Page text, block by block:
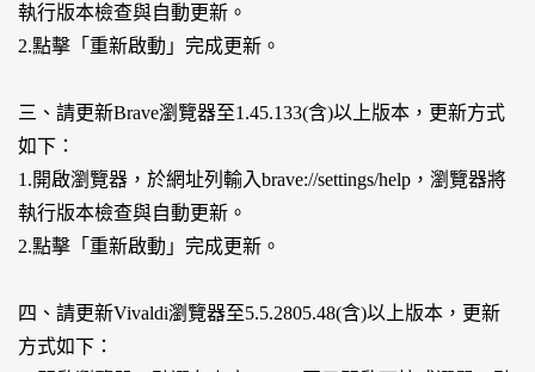
執行版本檢查與自動更新。
2.點擊「重新啟動」完成更新。
三、請更新Brave瀏覽器至1.45.133(含)以上版本，更新方式
如下：
1.開啟瀏覽器，於網址列輸入brave://settings/help，瀏覽器將
執行版本檢查與自動更新。
2.點擊「重新啟動」完成更新。
四、請更新Vivaldi瀏覽器至5.5.2805.48(含)以上版本，更新
方式如下：